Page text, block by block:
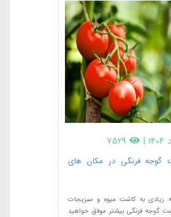
|
7529
گوجه فرنگی در مکان های
زیادی به کاشت میوه و سبزیجات
گوجه فرنگی بیشتر موفق خواهید